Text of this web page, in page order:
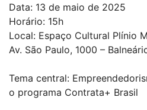
Data: 13 de maio de 2025
Horário: 15h
Local: Espaço Cultural Plínio
Av. São Paulo, 1000 –
Tema central:
o programa Contrata+ Brasil